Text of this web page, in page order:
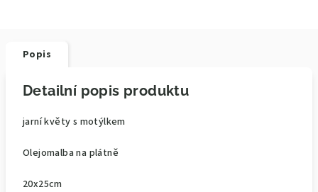
Popis
Detailní popis produktu
jarní květy s motýlkem
Olejomalba na plátně
20x25cm